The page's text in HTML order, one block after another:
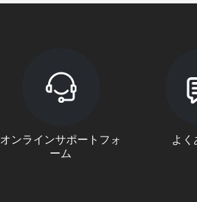
オンラインサポートフォ
ーム
よく